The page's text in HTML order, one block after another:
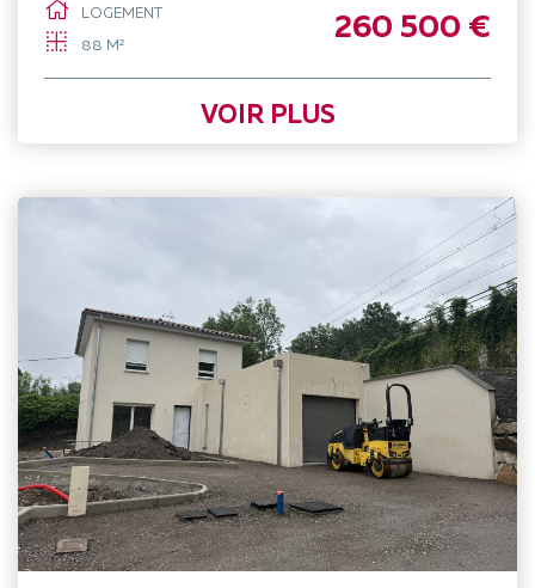
LOGEMENT
88 M²
260 500 €
VOIR PLUS